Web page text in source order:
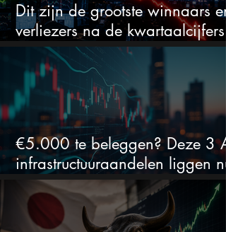
Dit zijn de grootste winnaars en
verliezers na de kwartaalcijfers
(2 springen eruit)
€5.000 te beleggen? Deze 3
infrastructuuraandelen liggen nu
in de uitverkoop